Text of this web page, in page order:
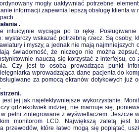
mogły uaktywniać potrzebne
informacji zapewnia lepszą obsługę klienta w
.
intuicyjnie wyciąga po to rękę.
: wystarczy wskazać potrzebną rzecz. Są osoby,
i myszy, a jednak nie mają najmniejszych
świadomość, że niczego nie można
nauczą się korzystać z interfejsu, co
Czy jest to osoba prowadząca punkt
wprowadzająca dane pacjenta do
za pomocą ekranów dotykowych już
.
jej jak najefektywniejsze wykorzystanie.
gdziekolwiek indziej, nie marnuje się,
pełni zintegrowane z wyświetlaczem. Jeszcze
monitorom LCD. Największą zaletą jest
przewodów, które łatwo mogą się poplątać,